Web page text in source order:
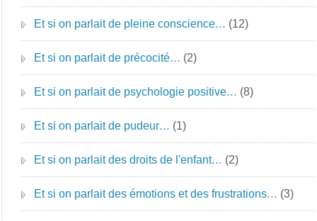
Et si on parlait de pleine conscience… (12)
Et si on parlait de précocité… (2)
Et si on parlait de psychologie positive… (8)
Et si on parlait de pudeur… (1)
Et si on parlait des droits de l'enfant… (2)
Et si on parlait des émotions et des frustrations… (3)